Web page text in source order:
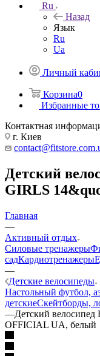
Ru
Назад
Язык
Ru
Ua
Личный
Корзина0
Избранные
Контактная
г. Киев
Детский
GIRLS
Главная
—
Активный отдых
Силовые тренажеры
садКардиотренажеры
—
Детские велосипеды
Настольный футбол,
детскиеСкейтборды,
—Детский
OFFICIAL UA, белый